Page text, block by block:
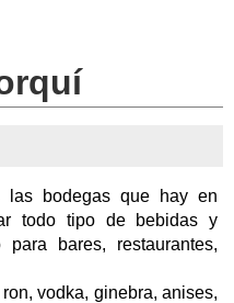
las bodegas que hay en
todo tipo de bebidas y
bares, restaurantes,
vodka, ginebra, anises,